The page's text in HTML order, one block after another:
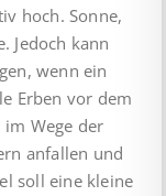
hoch. Sonne,
Jedoch kann
wenn ein
Erben vor dem
Wege der
anfallen und
soll eine kleine